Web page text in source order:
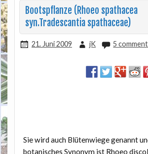
Bootspflanze (Rhoeo spathacea
syn.Tradescantia spathaceae)
21. Juni 2009 jK 5
Sie wird auch Blütenwiege genannt
botanisches Synonym ist Rhoeo